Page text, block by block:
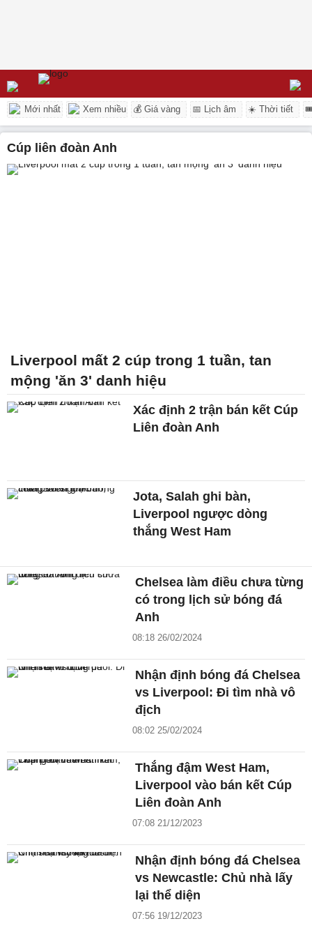
Mới nhất Xem nhiều 💰 Giá vàng 📅 Lịch âm ☀️ Thời tiết
Cúp liên đoàn Anh
Liverpool mất 2 cúp trong 1 tuần, tan
mộng 'ăn 3' danh hiệu
Xác định 2 trận bán kết Cúp
Liên đoàn Anh
Jota, Salah ghi bàn,
Liverpool ngược dòng
thắng West Ham
Chelsea làm điều chưa từng
có trong lịch sử bóng đá
Anh
08:18 26/02/2024
Nhận định bóng đá Chelsea
vs Liverpool: Đi tìm nhà vô
địch
08:02 25/02/2024
Thắng đậm West Ham,
Liverpool vào bán kết Cúp
Liên đoàn Anh
07:08 21/12/2023
Nhận định bóng đá Chelsea
vs Newcastle: Chủ nhà lấy
lại thể diện
07:56 19/12/2023